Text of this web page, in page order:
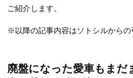
ご紹介します。
※以降の記事内容はソトシルからの
廃盤になった愛車もまだ